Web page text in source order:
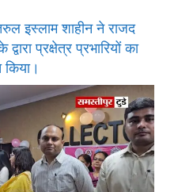
इस्लाम शाहीन ने राजद
प्रक्षेत्र प्रभारियों का